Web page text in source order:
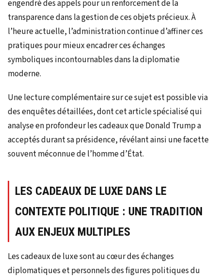
engendré des appels pour un renforcement de la
transparence dans la gestion de ces objets précieux. À
l’heure actuelle, l’administration continue d’affiner ces
pratiques pour mieux encadrer ces échanges
symboliques incontournables dans la diplomatie
moderne.
Une lecture complémentaire sur ce sujet est possible via
des enquêtes détaillées, dont cet article spécialisé qui
analyse en profondeur les cadeaux que Donald Trump a
acceptés durant sa présidence, révélant ainsi une facette
souvent méconnue de l’homme d’État.
LES CADEAUX DE LUXE DANS LE
CONTEXTE POLITIQUE : UNE TRADITION
AUX ENJEUX MULTIPLES
Les cadeaux de luxe sont au cœur des échanges
diplomatiques et personnels des figures politiques du